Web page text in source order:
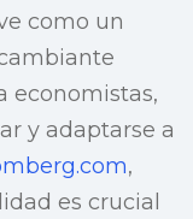
como un
economistas,
y adaptarse a
,
es crucial